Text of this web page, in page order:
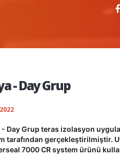
- Day Grup
- Day Grup teras izolasyon
tarafından gerçekleştirilmiştir.
7000 CR system ürünü